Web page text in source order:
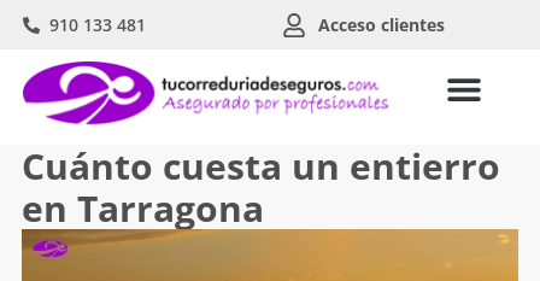
910 133 481 Acceso clientes
Cuánto cuesta un entierro
en Tarragona